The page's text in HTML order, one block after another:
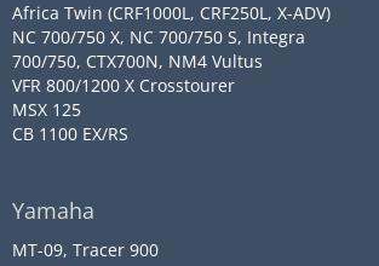
Africa Twin (CRF1000L, CRF250L, X-ADV)
NC 700/750 X, NC 700/750 S, Integra
700/750, CTX700N, NM4 Vultus
VFR 800/1200 X Crosstourer
MSX 125
CB 1100 EX/RS
Yamaha
MT-09, Tracer 900